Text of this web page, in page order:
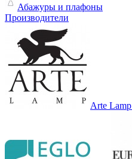
Абажуры и плафоны
Производители
Arte Lamp